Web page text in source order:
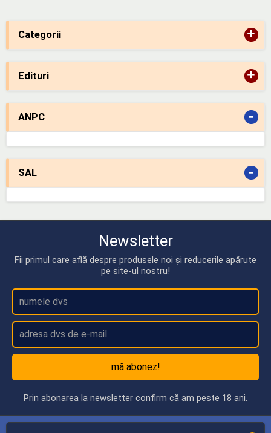
Categorii +
Edituri +
ANPC -
SAL -
Newsletter
Fii primul care află despre produsele noi și reducerile apărute
pe site-ul nostru!
mă abonez!
Prin abonarea la newsletter confirm că am peste 18 ani.